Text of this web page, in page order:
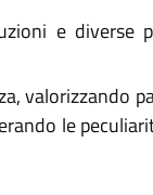
e
valorizzando
le